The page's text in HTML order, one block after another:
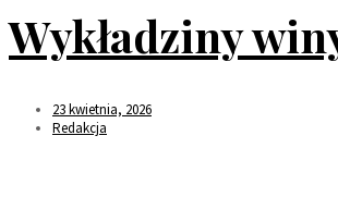
Wykładziny
23 kwietnia, 2026
Redakcja